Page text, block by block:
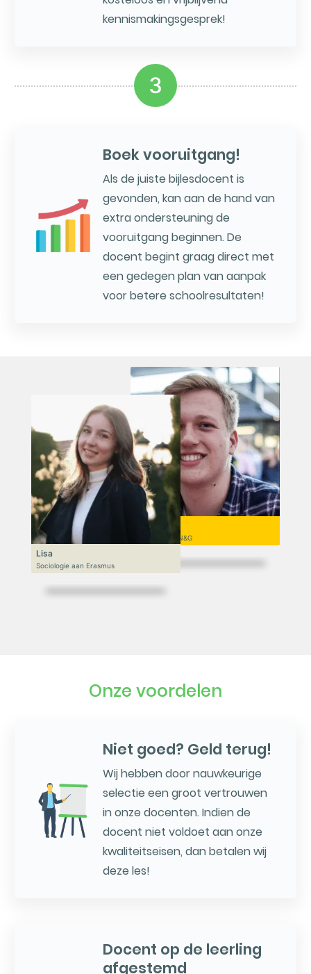
kennismakingsgesprek!
3
Boek vooruitgang!
Als de juiste bijlesdocent is
gevonden, kan aan de hand van
extra ondersteuning de
vooruitgang beginnen. De
docent begint graag direct met
een gedegen plan van aanpak
voor betere schoolresultaten!
Niek
VWO 6, N&T/N&G
Lisa
Sociologie aan Erasmus
Onze voordelen
Niet goed? Geld terug!
Wij hebben door nauwkeurige
selectie een groot vertrouwen
in onze docenten. Indien de
docent niet voldoet aan onze
kwaliteitseisen, dan betalen wij
deze les!
Docent op de leerling
afgestemd